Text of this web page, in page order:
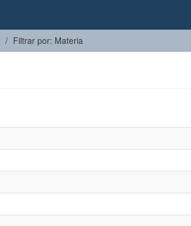
Filtrar por: Materia